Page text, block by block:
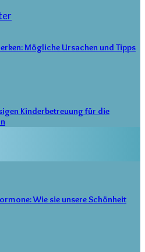
Mögliche Ursachen und Tipps
Kinderbetreuung für die
Wie sie unsere Schönheit